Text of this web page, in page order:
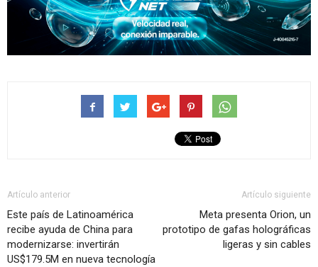
Artículo anterior
Este país de Latinoamérica
recibe ayuda de China para
modernizarse: invertirán
US$179.5M en nueva tecnología
Artículo siguiente
Meta presenta Orion, un
prototipo de gafas holográficas
ligeras y sin cables